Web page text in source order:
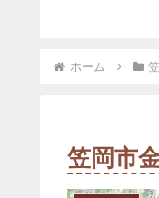
ホーム
笠岡市